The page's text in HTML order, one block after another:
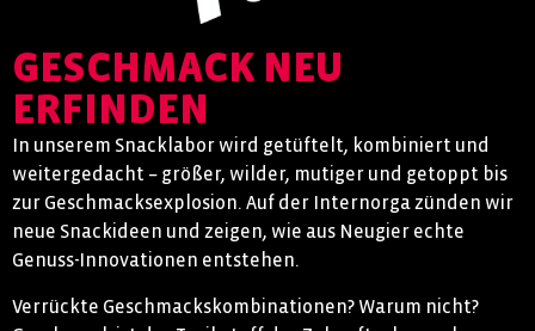
GESCHMACK NEU
ERFINDEN
In unserem Snacklabor wird getüftelt, kombiniert und
weitergedacht – größer, wilder, mutiger und getoppt bis
zur Geschmacksexplosion. Auf der Internorga zünden wir
neue Snackideen und zeigen, wie aus Neugier echte
Genuss-Innovationen entstehen.
Verrückte Geschmackskombinationen? Warum nicht?